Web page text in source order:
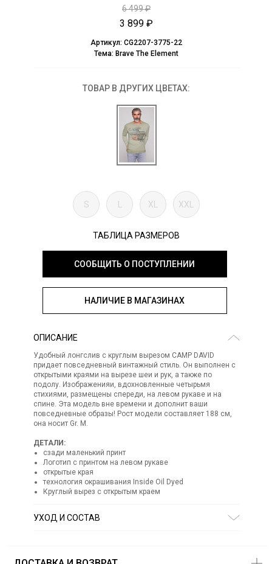
6 499 ₽
3 899 ₽
Артикул: CG2207-3775-22
Тема: Brave The Element
ТОВАР В ДРУГИХ ЦВЕТАХ:
S L XL XXL
ТАБЛИЦА РАЗМЕРОВ
СООБЩИТЬ О ПОСТУПЛЕНИИ
НАЛИЧИЕ В МАГАЗИНАХ
ОПИСАНИЕ
Удобный лонгслив с круглым вырезом CAMP DAVID
придает повседневный винтажный стиль. Он выполнен с
открытыми краями на вырезе шеи и рук, а также по
подолу. Изображенияи, вдохновленные четырьмя
стихиями, размещены спереди, на левом рукаве и на
спине. Эта модель вне времени и дополнит ваши
повседневные образы! Рост модели составляет 188 см,
она носит Gr. M.
ДЕТАЛИ:
сзади маленький принт
Логотип с принтом на левом рукаве
открытые края
технология окрашивания Inside Oil Dyed
Круглый вырез с открытым краем
УХОД И СОСТАВ